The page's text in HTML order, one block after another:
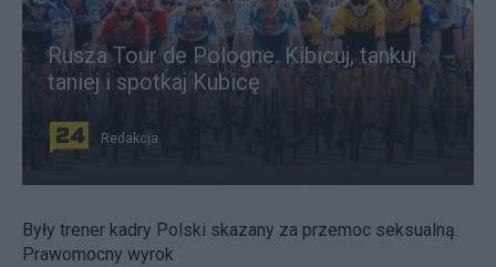
Rusza Tour de Pologne. Kibicuj, tankuj
taniej i spotkaj Kubicę
Redakcja
Były trener kadry Polski skazany za przemoc seksualną.
Prawomocny wyrok